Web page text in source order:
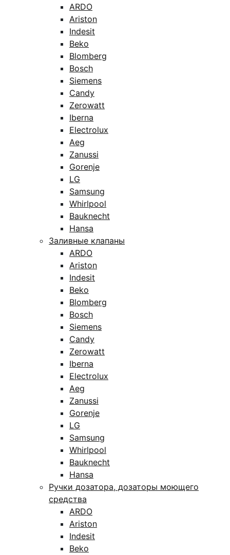
ARDO
Ariston
Indesit
Beko
Blomberg
Bosch
Siemens
Candy
Zerowatt
Iberna
Electrolux
Aeg
Zanussi
Gorenje
LG
Samsung
Whirlpool
Bauknecht
Hansa
Заливные клапаны
ARDO
Ariston
Indesit
Beko
Blomberg
Bosch
Siemens
Candy
Zerowatt
Iberna
Electrolux
Aeg
Zanussi
Gorenje
LG
Samsung
Whirlpool
Bauknecht
Hansa
Ручки дозатора, дозаторы моющего
средства
ARDO
Ariston
Indesit
Beko